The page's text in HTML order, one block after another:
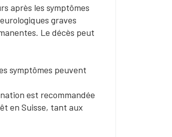
après les symptômes
graves
Le décès peut
symptômes peuvent
est recommandée
en Suisse, tant aux